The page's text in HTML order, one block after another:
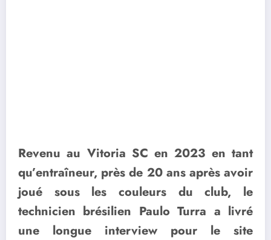
Revenu au Vitoria SC en 2023 en tant
qu’entraîneur, près de 20 ans après avoir
joué sous les couleurs du club, le
technicien brésilien Paulo Turra a livré
une longue interview pour le site